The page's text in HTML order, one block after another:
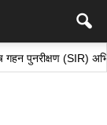
(SIR) अभियान के